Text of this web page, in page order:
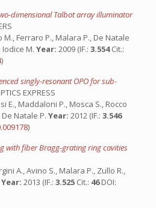
dimensional Talbot array illuminator
Ferraro P., Malara P., De Natale
M. Year: 2009 (IF.: 3.554Cit.:
)
singly-resonant OPO for sub-
EXPRESS
E., Maddaloni P., Mosca S., Rocco
De Natale P. Year: 2012 (IF.: 3.546
)
with fiber Bragg-grating ring cavities
A., Avino S., Malara P., Zullo R.,
Year: 2013 (IF.: 3.525 Cit.: 46DOI: